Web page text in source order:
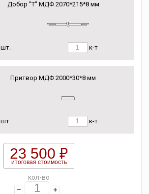
Добор "Т" МДФ 2070*215*8 мм
шт. к-т
Притвор МДФ 2000*30*8 мм
шт. к-т
23 500 ₽
итоговая стоимость
кол-во